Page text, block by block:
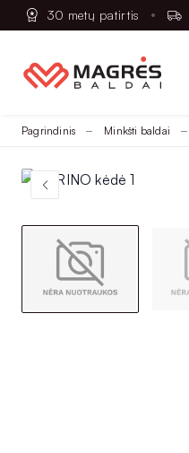
30 metų patirtis
Pagrindinis Minkšti baldai